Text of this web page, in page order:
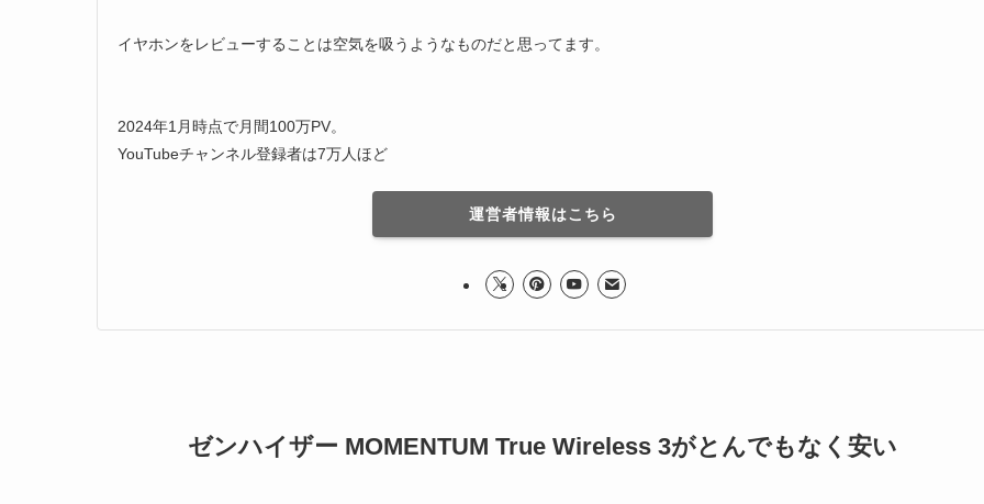
イヤホンをレビューすることは空気を吸うようなものだと思ってます。
2024年1月時点で月間100万PV。
YouTubeチャンネル登録者は7万人ほど
運営者情報はこちら
ゼンハイザー MOMENTUM True Wireless 3がとんでもなく安い